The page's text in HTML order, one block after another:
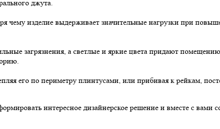
джута.
чему изделие выдерживает значительные нагрузки при
загрязнения, а светлые и яркие цвета придают
его по периметру плинтусами, или прибивая к рейкам,
интересное дизайнерское решение и вместе с вами